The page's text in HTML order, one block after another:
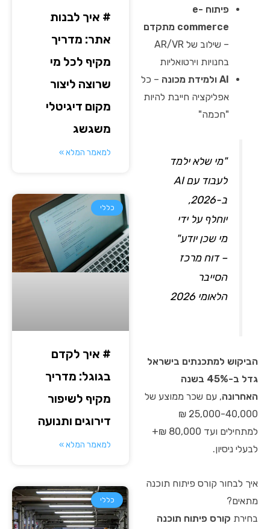
פיתוח e-
commerce מתקדם
– שילוב של AR/VR
בחנויות וירטואליות
AI ולמידת מכונה
– כל
אפליקציה חייבת להיות
"חכמה"
"מי שלא ילמד
לעבוד עם AI
ב-2026,
יוחלף על ידי
מי שכן יודע"
– דוח מרכז
הסייבר
הלאומי 2026
הביקוש למתכנתים בישראל
גדל ב-45% בשנה
האחרונה, עם שכר ממוצע של
25,000-40,000 ₪
למתחילים ועד 80,000 ₪+
לבעלי ניסיון.
איך לבחור קורס פיתוח תוכנה
מתאים?
בחירת קורס פיתוח תוכנה
# איך לבנות
אתר: מדריך
מקיף לכל מי
שרוצה ליצור
מקום דיגיטלי
משגשג
למאמר המלא »
כללי
# איך לקדם
בגוגל: מדריך
מקיף לשיפור
דירוגים ותנועה
למאמר המלא »
כללי